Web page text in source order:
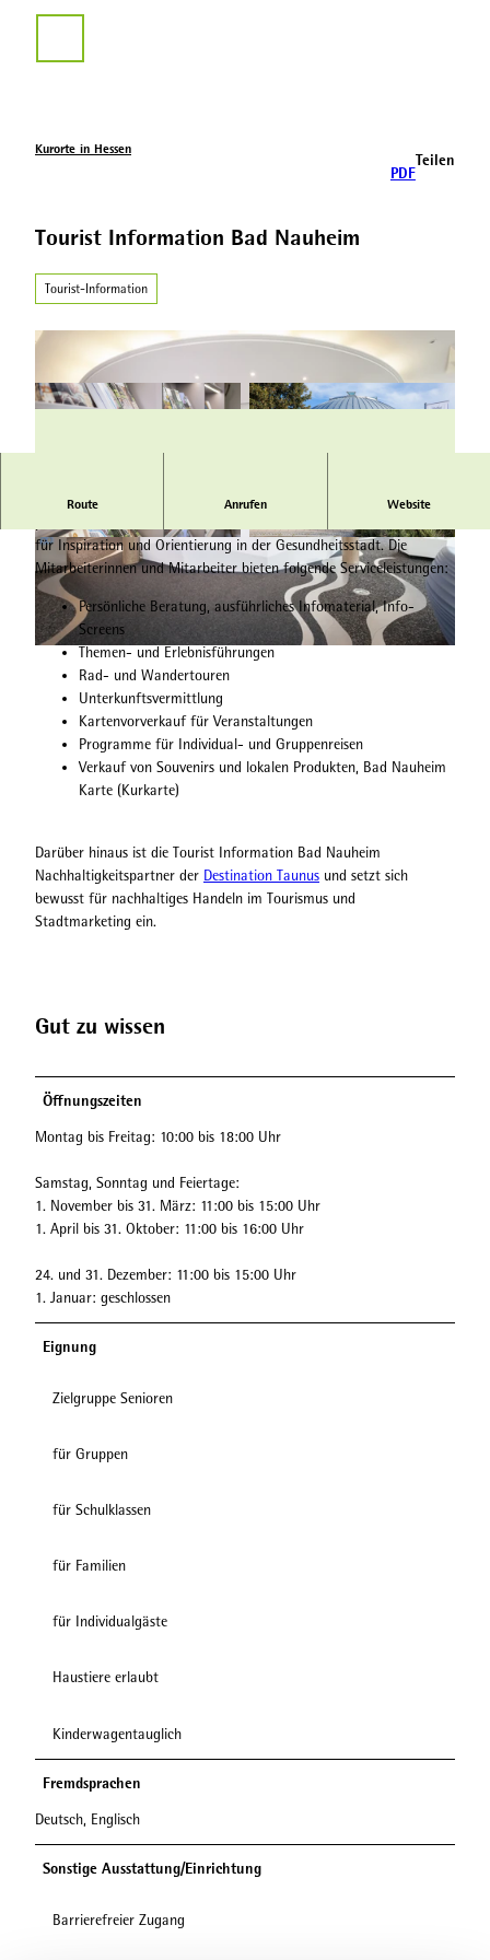
Kurorte in Hessen
PDF
Teilen
Tourist Information Bad Nauheim
Tourist-Information
© BNST GmbH / Foto: Anja Epkes |CC-BY-NC-SA
© BNST GmbH / Foto: Anja Epkes |
CC-BY-NC-SA
© BNST GmbH / Foto: Michael Hauler |
CC-BY-NC-SA
Route Anrufen Website
Die zentral gelegene Tourist Information in
für Inspiration und Orientierung in der Gesundheitsstadt. Die
Mitarbeiterinnen und Mitarbeiter bieten folgende Serviceleistungen:
Persönliche Beratung, ausführliches Infomaterial, Info-
Screens
Themen- und Erlebnisführungen
Rad- und Wandertouren
Unterkunftsvermittlung
Kartenvorverkauf für Veranstaltungen
Programme für Individual- und Gruppenreisen
Verkauf von Souvenirs und lokalen Produkten, Bad Nauheim
Karte (Kurkarte)
Darüber hinaus ist die Tourist Information Bad Nauheim
Nachhaltigkeitspartner der Destination Taunus und setzt sich
bewusst für nachhaltiges Handeln im Tourismus und
Stadtmarketing ein.
Gut zu wissen
Öffnungszeiten
Montag bis Freitag: 10:00 bis 18:00 Uhr
Samstag, Sonntag und Feiertage:
1. November bis 31. März: 11:00 bis 15:00 Uhr
1. April bis 31. Oktober: 11:00 bis 16:00 Uhr
24. und 31. Dezember: 11:00 bis 15:00 Uhr
1. Januar: geschlossen
Eignung
Zielgruppe Senioren
für Gruppen
für Schulklassen
für Familien
für Individualgäste
Haustiere erlaubt
Kinderwagentauglich
Fremdsprachen
Deutsch, Englisch
Sonstige Ausstattung/Einrichtung
Barrierefreier Zugang